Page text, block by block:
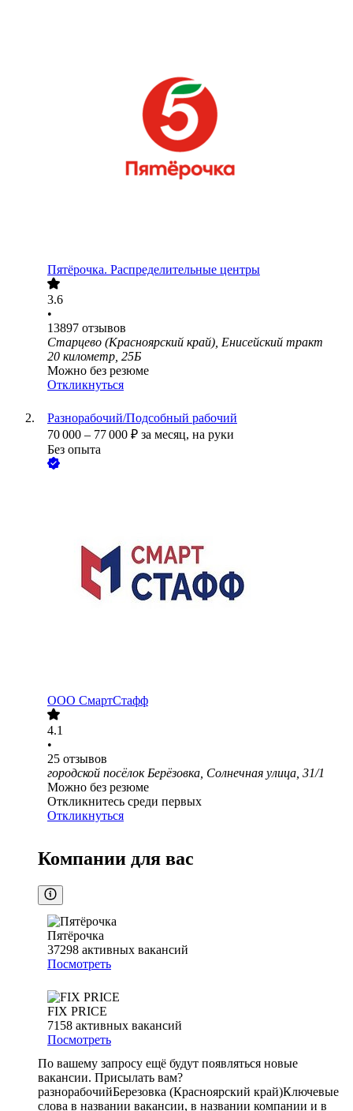
Пятёрочка. Распределительные центры
3.6
•
13897 отзывов
Старцево (Красноярский край), Енисейский тракт
20 километр, 25Б
Можно без резюме
Откликнуться
Разнорабочий/Подсобный рабочий
70 000 – 77 000 ₽ за месяц, на руки
Без опыта
ООО СмартСтафф
4.1
•
25 отзывов
городской посёлок Берёзовка, Солнечная улица, 31/1
Можно без резюме
Откликнитесь среди первых
Откликнуться
Компании для вас
Пятёрочка
37298 активных вакансий
Посмотреть
FIX PRICE
7158 активных вакансий
Посмотреть
По вашему запросу ещё будут появляться новые
вакансии. Присылать вам?
разнорабочийБерезовка (Красноярский край)Ключевые
слова в названии вакансии, в названии компании и в